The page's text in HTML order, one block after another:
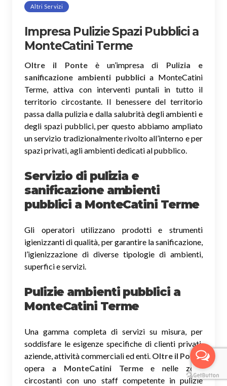
Altri Servizi
Impresa Pulizie Spazi Pubblici a
MonteCatini Terme
Oltre il Ponteè un’impresa di Pulizia e
sanificazione ambienti pubblicia MonteCatini
Terme, attiva con interventi puntali in tutto il
territorio circostante. Il benessere del territorio
passa dalla pulizia e dalla salubrità degli ambienti e
degli spazi pubblici, per questo abbiamo ampliato
un servizio tradizionalmente rivolto all’interno e per
spazi privati, agli ambienti dedicati al pubblico.
Servizio di pulizia e
sanificazione ambienti
pubblici a MonteCatini Terme
Gli operatori utilizzano prodotti e strumenti
igienizzanti di qualità, per garantire la sanificazione,
l’igienizzazione di diverse tipologie di ambienti,
superfici e servizi.
Pulizie ambienti pubblici a
MonteCatini Terme
Una gamma completa di servizi su misura, per
soddisfare le esigenze specifiche di clienti privati,
aziende, attività commerciali ed enti. Oltre il Ponte
opera a MonteCatini Termee nelle zone
circostanti con uno staff competente in pulizie